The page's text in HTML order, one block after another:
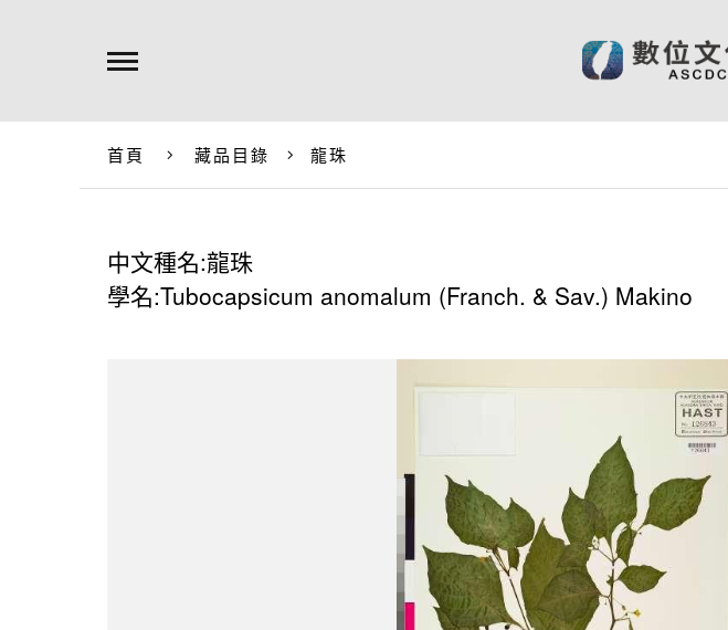
首頁 藏品目錄 龍珠
中文種名:龍珠
學名:Tubocapsicum anomalum (Franch. & Sav.) Makino